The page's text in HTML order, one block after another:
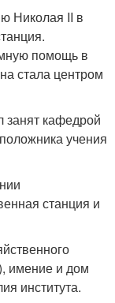
Николая II в
помощь в
стала центром
занят кафедрой
учения
станция и
имение и дом
института.